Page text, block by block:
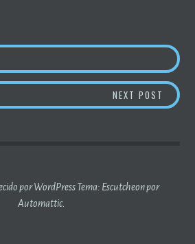
NEXT POST
por WordPressTema: Escutcheon por
Automattic.